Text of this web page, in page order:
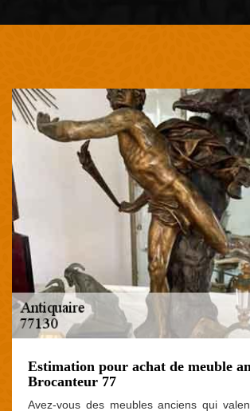
Estimation pour achat de meuble
Brocanteur 77
Avez-vous des meubles anciens qui